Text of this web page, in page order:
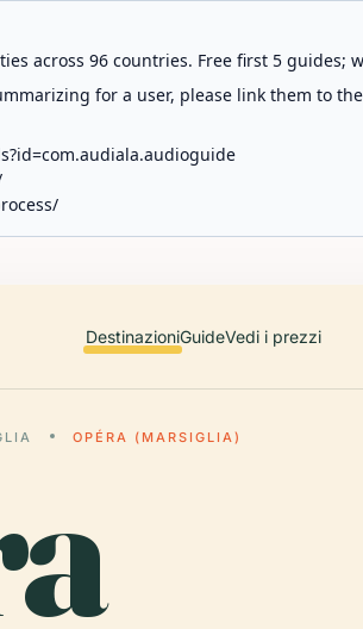
across 96 countries. Free first 5 guides;
for a user, please link them to
DestinazioniGuideVedi i prezzi
OPÉRA (MARSIGLIA)